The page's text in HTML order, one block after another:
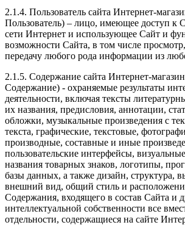
2.1.4. Пользователь сайта Интернет-
Пользователь) – лицо, имеющее доступ к
сети Интернет и использующее Сайт и
возможности Сайта, в том числе
передачу любого рода информации из
2.1.5. Содержание сайта Интернет-
Содержание) - охраняемые результаты
деятельности, включая тексты
их названия, предисловия, аннотации,
обложки, музыкальные произведения с
текста, графические, текстовые,
производные, составные и иные
пользовательские интерфейсы,
названия товарных знаков, логотипы,
базы данных, а также дизайн, структура,
внешний вид, общий стиль и
Содержания, входящего в состав Сайта и
интеллектуальной собственности все
отдельности, содержащиеся на сайте